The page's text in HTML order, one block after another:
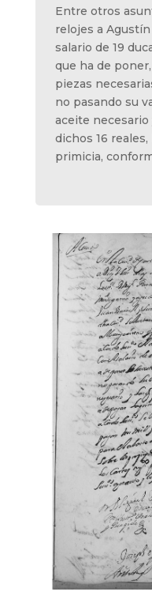
Entre otros
relojes a
salario de 19
que ha de
piezas
no pasando su
aceite necesario
dichos 16
primicia,